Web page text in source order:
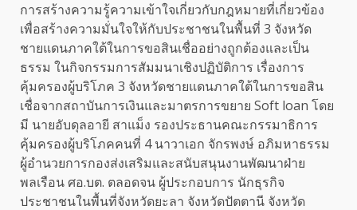
การสร้างความรู้ความเข้าใจเกี่ยวกับกฎหมายที่เกี่ยวข้อง
เพื่อสร้างความมั่นใจให้กับประชาชนในพื้นที่ 3 จังหวัด
ชายแดนภาคใต้ในการขอสินเชื่ออย่างถูกต้องและเป็น
ธรรม ในกิจกรรมการสัมมนาเชิงปฏิบัติการ เรื่องการ
คุ้มครองผู้บริโภค 3 จังหวัดชายแดนภาคใต้ในการขอสิน
เชื่อจากสถาบันการเงินและมาตรการขยาย Soft loan โดย
มี นายอับดุลอายี สาแม็ง รองประธานคณะกรรมาธิการ
คุ้มครองผู้บริโภคคนที่ 4 นาวาเอก จักรพงษ์ อภิมหาธรรม
ผู้อำนวยการกองส่งเสริมและสนับสนุนงานพัฒนาฝ่าย
พลเรือน ศอ.บต. ตลอดจน ผู้ประกอบการ นักธุรกิจ
ประชาชนในพื้นที่จังหวัดยะลา จังหวัดปัตตานี จังหวัด